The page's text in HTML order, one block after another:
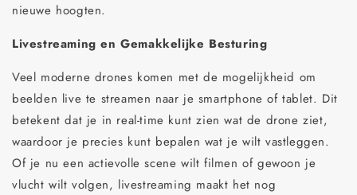
nieuwe hoogten.
Livestreaming en Gemakkelijke Besturing
Veel moderne drones komen met de mogelijkheid om
beelden live te streamen naar je smartphone of tablet. Dit
betekent dat je in real-time kunt zien wat de drone ziet,
waardoor je precies kunt bepalen wat je wilt vastleggen.
Of je nu een actievolle scene wilt filmen of gewoon je
vlucht wilt volgen, livestreaming maakt het nog